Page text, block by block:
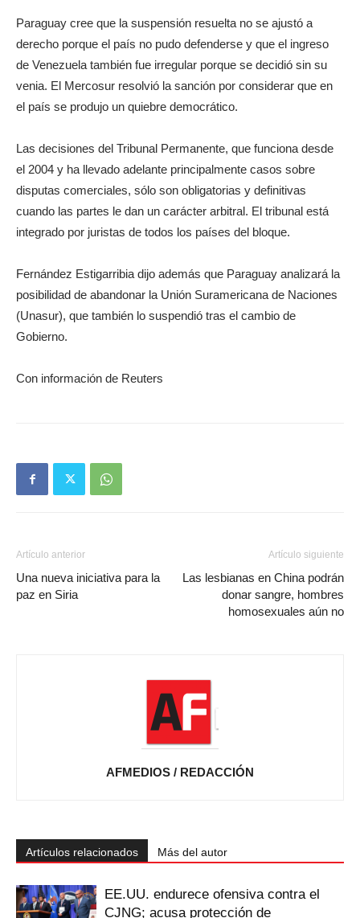
Paraguay cree que la suspensión resuelta no se ajustó a
derecho porque el país no pudo defenderse y que el ingreso
de Venezuela también fue irregular porque se decidió sin su
venia. El Mercosur resolvió la sanción por considerar que en
el país se produjo un quiebre democrático.
Las decisiones del Tribunal Permanente, que funciona desde
el 2004 y ha llevado adelante principalmente casos sobre
disputas comerciales, sólo son obligatorias y definitivas
cuando las partes le dan un carácter arbitral. El tribunal está
integrado por juristas de todos los países del bloque.
Fernández Estigarribia dijo además que Paraguay analizará la
posibilidad de abandonar la Unión Suramericana de Naciones
(Unasur), que también lo suspendió tras el cambio de
Gobierno.
Con información de Reuters
Artículo anterior
Una nueva iniciativa para la
paz en Siria
Artículo siguiente
Las lesbianas en China podrán
donar sangre, hombres
homosexuales aún no
AFMEDIOS / REDACCIÓN
Artículos relacionados Más del autor
EE.UU. endurece ofensiva contra el
CJNG; acusa protección de